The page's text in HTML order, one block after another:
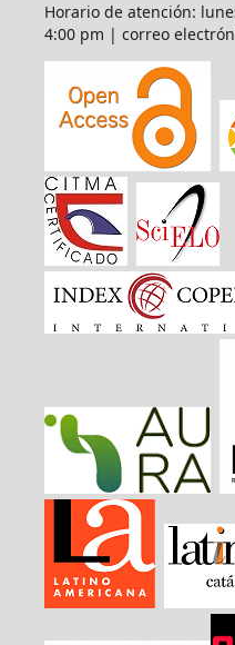
Horario de atención:
4:00 pm | correo